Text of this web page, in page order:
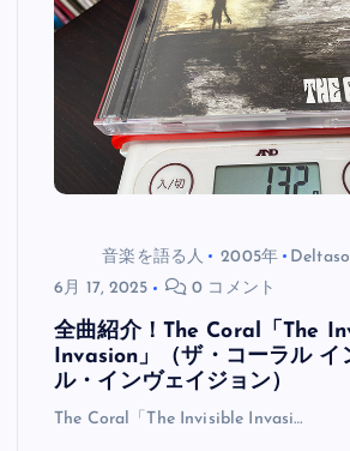
音楽を語る人 2005年
6月 17, 2025
0 コメント
全曲紹介！The Coral「The
Invasion」（ザ・コーラル イ
ル・インヴェイジョン）
The Coral「The Invisible Invasi…